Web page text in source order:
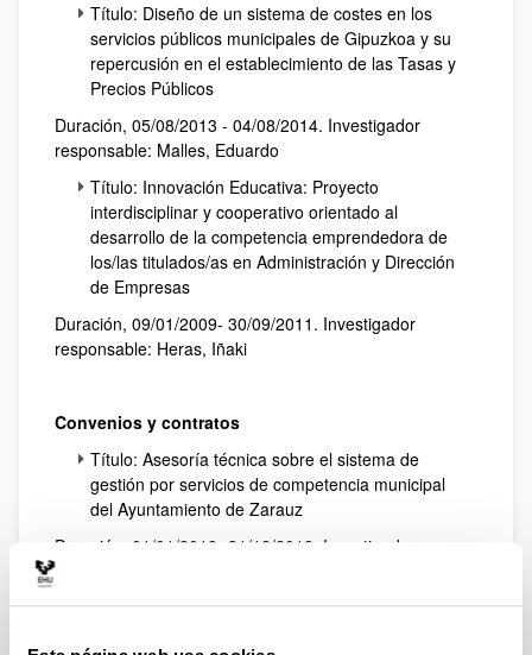
Título: Diseño de un sistema de costes en los
servicios públicos municipales de Gipuzkoa y su
repercusión en el establecimiento de las Tasas y
Precios Públicos
Duración, 05/08/2013 - 04/08/2014. Investigador
responsable: Malles, Eduardo
Título: Innovación Educativa: Proyecto
interdisciplinar y cooperativo orientado al
desarrollo de la competencia emprendedora de
los/las titulados/as en Administración y Dirección
de Empresas
Duración, 09/01/2009- 30/09/2011. Investigador
responsable: Heras, Iñaki
Convenios y contratos
Título: Asesoría técnica sobre el sistema de
gestión por servicios de competencia municipal
del Ayuntamiento de Zarauz
Duración, 01/01/2018- 31/12/2018. Investigador
responsable: Ibarloza, Ander
Título: Asesoría técnica sobre el sistema de